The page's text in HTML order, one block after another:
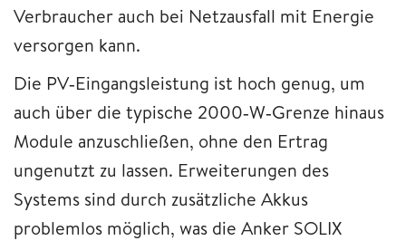
Verbraucher auch bei Netzausfall mit Energie
versorgen kann.
Die PV‑Eingangsleistung ist hoch genug, um
auch über die typische 2000‑W‑Grenze hinaus
Module anzuschließen, ohne den Ertrag
ungenutzt zu lassen. Erweiterungen des
Systems sind durch zusätzliche Akkus
problemlos möglich, was die Anker SOLIX